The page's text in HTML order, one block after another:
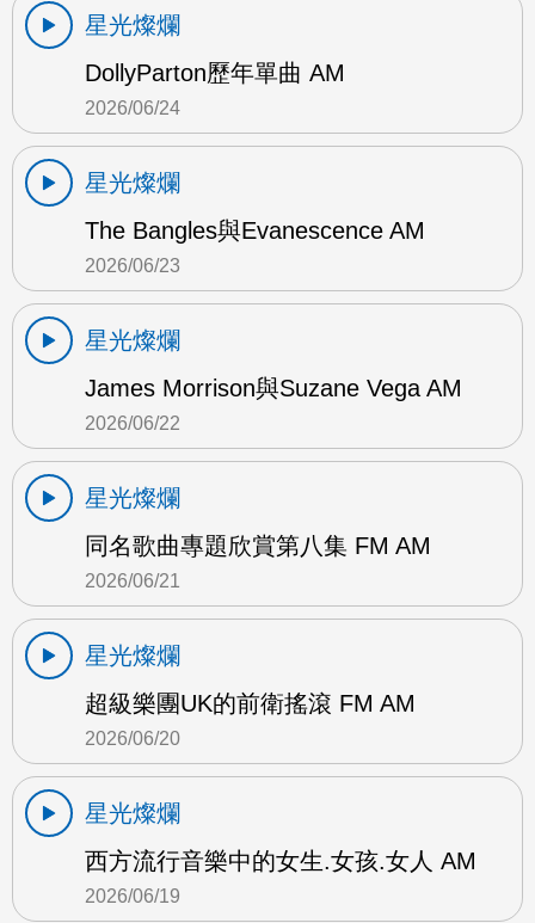
星光燦爛
DollyParton歷年單曲 AM
2026/06/24
星光燦爛
The Bangles與Evanescence AM
2026/06/23
星光燦爛
James Morrison與Suzane Vega AM
2026/06/22
星光燦爛
同名歌曲專題欣賞第八集 FM AM
2026/06/21
星光燦爛
超級樂團UK的前衛搖滾 FM AM
2026/06/20
星光燦爛
西方流行音樂中的女生.女孩.女人 AM
2026/06/19